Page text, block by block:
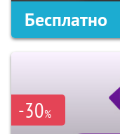
Бесплатно
-30%